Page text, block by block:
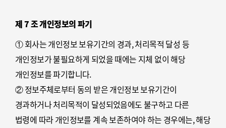
1) IP주소, 쿠키, MAC주소, 서비스 이용기록,
방문기록, 불량 이용기록 등
제 7 조 개인정보의 파기
① 회사는 개인정보 보유기간의 경과, 처리목적 달성 등
개인정보가 불필요하게 되었을 때에는 지체 없이 해당
개인정보를 파기합니다.
② 정보주체로부터 동의 받은 개인정보 보유기간이
경과하거나 처리목적이 달성되었음에도 불구하고 다른
법령에 따라 개인정보를 계속 보존하여야 하는 경우에는, 해당